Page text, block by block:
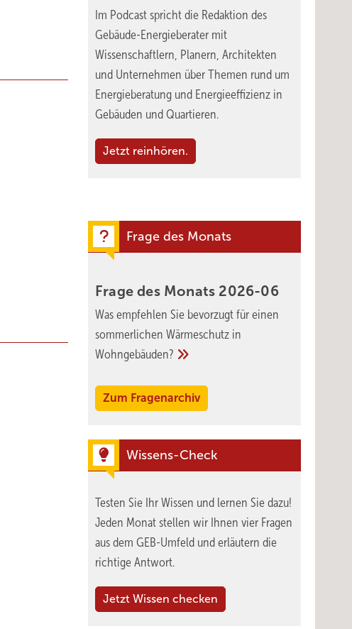
Im Podcast spricht die Redaktion des
Gebäude-Energieberater mit
Wissenschaftlern, Planern, Architekten
und Unternehmen über Themen rund um
Energieberatung und Energieeffizienz in
Gebäuden und Quartieren.
Jetzt reinhören.
Frage des Monats
Frage des Monats 2026-06
Was empfehlen Sie bevorzugt für einen
sommerlichen Wärmeschutz in
Wohngebäuden?
Zum Fragenarchiv
Wissens-Check
Testen Sie Ihr Wissen und lernen Sie dazu!
Jeden Monat stellen wir Ihnen vier Fragen
aus dem GEB-Umfeld und erläutern die
richtige Antwort.
Jetzt Wissen checken